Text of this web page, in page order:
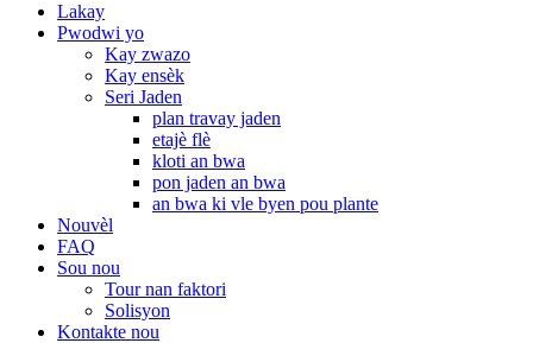
Lakay
Pwodwi yo
Kay zwazo
Kay ensèk
Seri Jaden
plan travay jaden
etajè flè
kloti an bwa
pon jaden an bwa
an bwa ki vle byen pou plante
Nouvèl
FAQ
Sou nou
Tour nan faktori
Solisyon
Kontakte nou